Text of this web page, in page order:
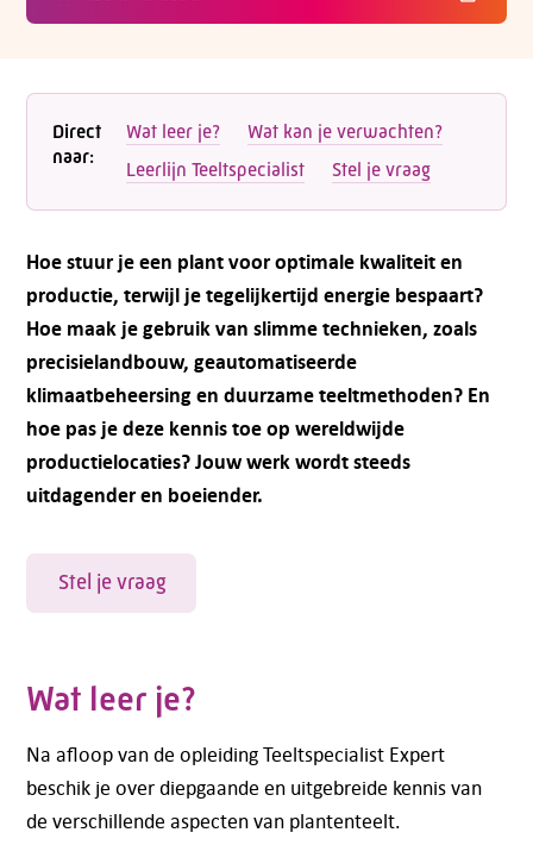
Direct
naar:
Wat leer je?
Wat kan je verwachten?
Leerlijn Teeltspecialist
Stel je vraag
Hoe stuur je een plant voor optimale kwaliteit en
productie, terwijl je tegelijkertijd energie bespaart?
Hoe maak je gebruik van slimme technieken, zoals
precisielandbouw, geautomatiseerde
klimaatbeheersing en duurzame teeltmethoden? En
hoe pas je deze kennis toe op wereldwijde
productielocaties? Jouw werk wordt steeds
uitdagender en boeiender.
Stel je vraag
Wat leer je?
Na afloop van de opleiding Teeltspecialist Expert
beschik je over diepgaande en uitgebreide kennis van
de verschillende aspecten van plantenteelt.